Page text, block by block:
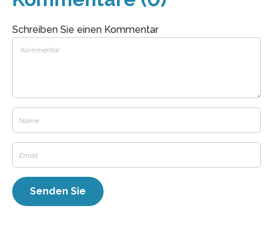
Schreiben Sie einen Kommentar